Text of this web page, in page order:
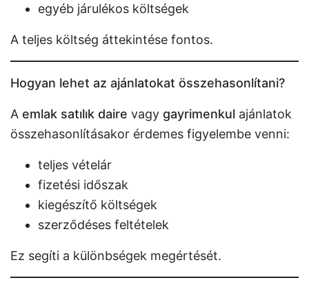
egyéb járulékos költségek
A teljes költség áttekintése fontos.
Hogyan lehet az ajánlatokat összehasonlítani?
A emlak satılık daire vagy gayrimenkul ajánlatok
összehasonlításakor érdemes figyelembe venni:
teljes vételár
fizetési időszak
kiegészítő költségek
szerződéses feltételek
Ez segíti a különbségek megértését.